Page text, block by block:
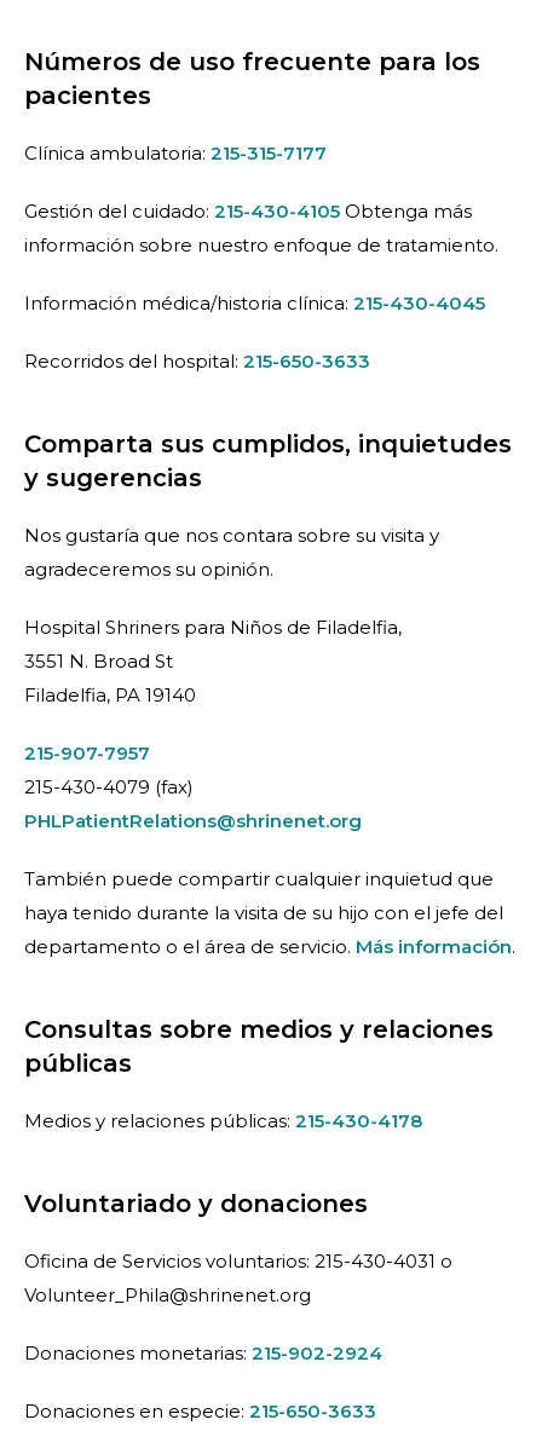
Números de uso frecuente para los
pacientes
Clínica ambulatoria: 215-315-7177
Gestión del cuidado: 215-430-4105 Obtenga más
información sobre nuestro enfoque de tratamiento.
Información médica/historia clínica: 215-430-4045
Recorridos del hospital: 215-650-3633
Comparta sus cumplidos, inquietudes
y sugerencias
Nos gustaría que nos contara sobre su visita y
agradeceremos su opinión.
Hospital Shriners para Niños de Filadelfia,
3551 N. Broad St
Filadelfia, PA 19140
215-907-7957
215-430-4079 (fax)
PHLPatientRelations@shrinenet.org
También puede compartir cualquier inquietud que
haya tenido durante la visita de su hijo con el jefe del
departamento o el área de servicio. Más información.
Consultas sobre medios y relaciones
públicas
Medios y relaciones públicas: 215-430-4178
Voluntariado y donaciones
Oficina de Servicios voluntarios: 215-430-4031 o
Volunteer_Phila@shrinenet.org
Donaciones monetarias: 215-902-2924
Donaciones en especie: 215-650-3633